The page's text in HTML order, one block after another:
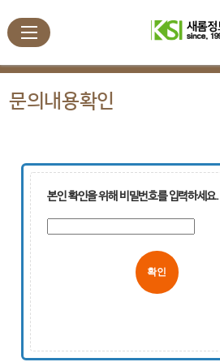
문의내용확인
본인 확인을 위해 비밀번호를 입력하세요.